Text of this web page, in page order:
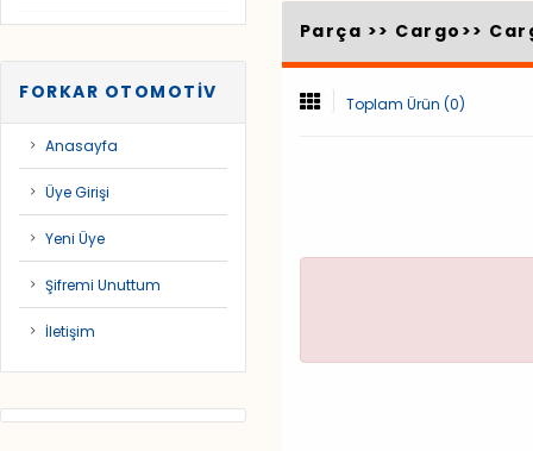
FORKAR OTOMOTİV
Anasayfa
Üye Girişi
Yeni Üye
Şifremi Unuttum
İletişim
Parça >> Cargo >>
Toplam Ürün (0)